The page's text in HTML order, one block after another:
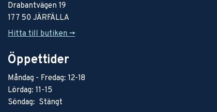
Drabantvägen 19
177 50 JÄRFÄLLA
Hitta till butiken ->
Öppettider
Måndag - Fredag: 12-18
Lördag: 11-15
Söndag: Stängt